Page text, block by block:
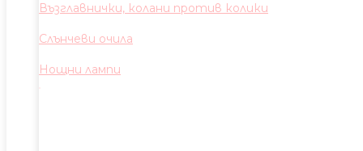
Възглавнички, колани против колики
Слънчеви очила
Нощни лампи